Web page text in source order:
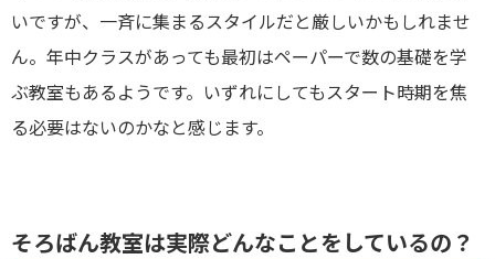
いですが、一斉に集まるスタイルだと厳しいかもしれませ
ん。年中クラスがあっても最初はペーパーで数の基礎を学
ぶ教室もあるようです。いずれにしてもスタート時期を焦
る必要はないのかなと感じます。
そろばん教室は実際どんなことをしているの？